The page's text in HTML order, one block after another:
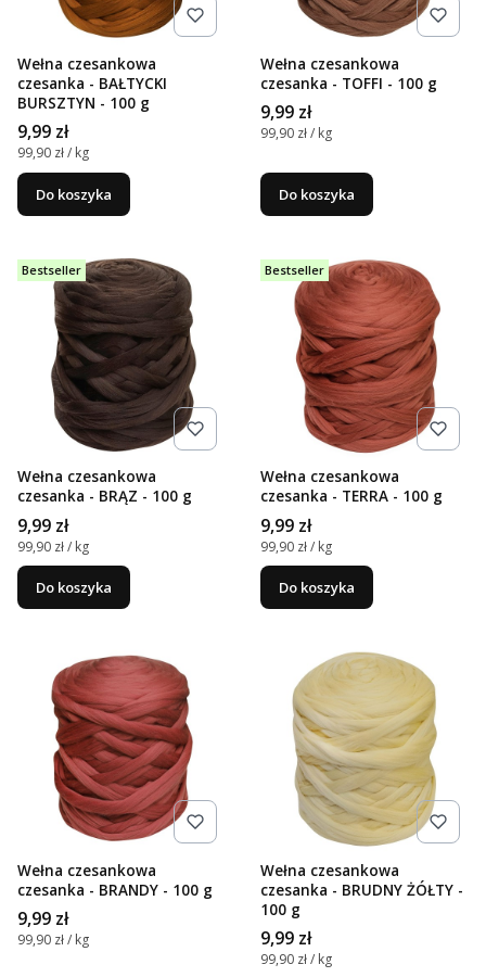
Wełna czesankowa
czesanka - BAŁTYCKI
BURSZTYN - 100 g
Cena
9,99 zł
Cena jednostkowa
99,90 zł / kg
Do koszyka
Wełna czesankowa
czesanka - TOFFI - 100 g
Cena
9,99 zł
Cena jednostkowa
99,90 zł / kg
Do koszyka
Bestseller
Wełna czesankowa
czesanka - BRĄZ - 100 g
Cena
9,99 zł
Cena jednostkowa
99,90 zł / kg
Do koszyka
Bestseller
Wełna czesankowa
czesanka - TERRA - 100 g
Cena
9,99 zł
Cena jednostkowa
99,90 zł / kg
Do koszyka
Wełna czesankowa
czesanka - BRANDY - 100 g
Cena
9,99 zł
Cena jednostkowa
99,90 zł / kg
Wełna czesankowa
czesanka - BRUDNY ŻÓŁTY -
100 g
Cena
9,99 zł
Cena jednostkowa
99,90 zł / kg